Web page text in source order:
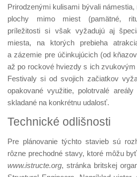
Prirodzenými kulisami bývali
plochy mimo miest (pamätné,
príležitosti si však vyžadujú aj
miesta, na ktorých prebieha
a zázemie pre účinkujúcich (od
až po rockové hviezdy s ich
Festivaly si od svojich začiatkov
opakované využitie, polotrvalé
skladané na konkrétnu udalosť.
Technické odlišnosti
Pre plánovanie týchto stavieb sú
rôzne prechodné stavy, ktoré môžu
www.istructe.org, stránka britskej